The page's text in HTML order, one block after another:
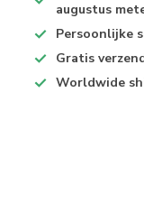
augustus
Persoonlijke
Gratis
Worldwide